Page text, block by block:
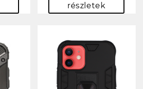
részletek